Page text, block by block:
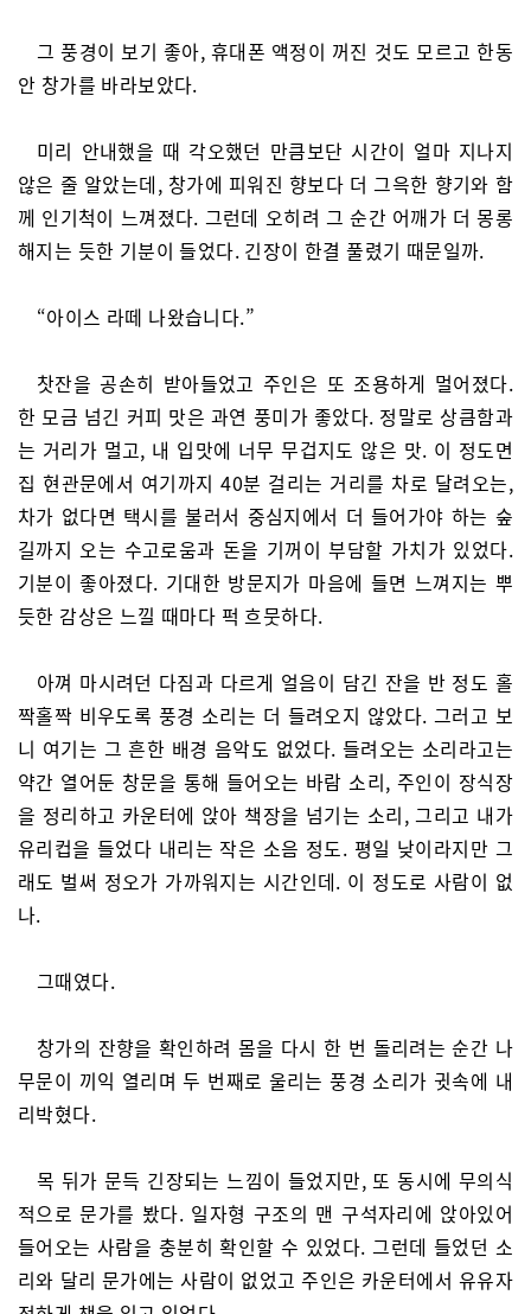
그 풍경이 보기 좋아, 휴대폰 액정이 꺼진 것도 모르고 한동
안 창가를 바라보았다.
미리 안내했을 때 각오했던 만큼보단 시간이 얼마 지나지
않은 줄 알았는데, 창가에 피워진 향보다 더 그윽한 향기와 함
께 인기척이 느껴졌다. 그런데 오히려 그 순간 어깨가 더 몽롱
해지는 듯한 기분이 들었다. 긴장이 한결 풀렸기 때문일까.
“아이스 라떼 나왔습니다.”
찻잔을 공손히 받아들었고 주인은 또 조용하게 멀어졌다.
한 모금 넘긴 커피 맛은 과연 풍미가 좋았다. 정말로 상큼함과
는 거리가 멀고, 내 입맛에 너무 무겁지도 않은 맛. 이 정도면
집 현관문에서 여기까지 40분 걸리는 거리를 차로 달려오는,
차가 없다면 택시를 불러서 중심지에서 더 들어가야 하는 숲
길까지 오는 수고로움과 돈을 기꺼이 부담할 가치가 있었다.
기분이 좋아졌다. 기대한 방문지가 마음에 들면 느껴지는 뿌
듯한 감상은 느낄 때마다 퍽 흐뭇하다.
아껴 마시려던 다짐과 다르게 얼음이 담긴 잔을 반 정도 홀
짝홀짝 비우도록 풍경 소리는 더 들려오지 않았다. 그러고 보
니 여기는 그 흔한 배경 음악도 없었다. 들려오는 소리라고는
약간 열어둔 창문을 통해 들어오는 바람 소리, 주인이 장식장
을 정리하고 카운터에 앉아 책장을 넘기는 소리, 그리고 내가
유리컵을 들었다 내리는 작은 소음 정도. 평일 낮이라지만 그
래도 벌써 정오가 가까워지는 시간인데. 이 정도로 사람이 없
나.
그때였다.
창가의 잔향을 확인하려 몸을 다시 한 번 돌리려는 순간 나
무문이 끼익 열리며 두 번째로 울리는 풍경 소리가 귓속에 내
리박혔다.
목 뒤가 문득 긴장되는 느낌이 들었지만, 또 동시에 무의식
적으로 문가를 봤다. 일자형 구조의 맨 구석자리에 앉아있어
들어오는 사람을 충분히 확인할 수 있었다. 그런데 들었던 소
리와 달리 문가에는 사람이 없었고 주인은 카운터에서 유유자